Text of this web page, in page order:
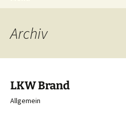
Archiv
LKW Brand
Allgemein